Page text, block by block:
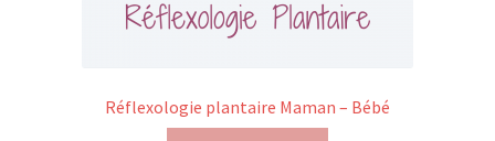
Réflexologie plantaire Maman – Bébé